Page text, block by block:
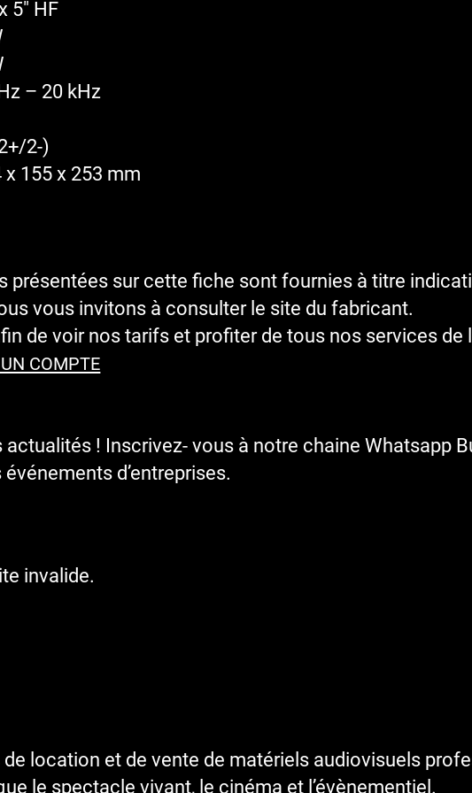
5″ HF
– 20 kHz
2-)
155 x 253 mm
sur cette fiche sont fournies à titre
vous invitons à consulter le site du fabricant.
de voir nos tarifs et profiter de tous nos services de
COMPTE
! Inscrivez- vous à notre chaine Whatsapp
d’entreprises.
invalide.
location et de vente de matériels audiovisuels
le spectacle vivant, le cinéma et l’évènementiel.